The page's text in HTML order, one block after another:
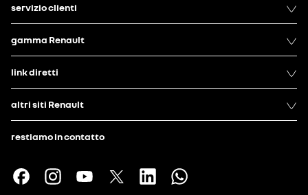
servizio clienti
gamma Renault
link diretti
altri siti Renault
restiamo in contatto